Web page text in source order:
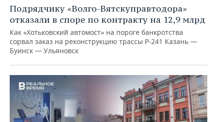
Подрядчику «Волго-Вятскуправтодора»
отказали в споре по контракту на 12,9 млрд
Как «Хотьковский автомост» на пороге банкротства
сорвал заказ на реконструкцию трассы Р‑241 Казань —
Буинск — Ульяновск